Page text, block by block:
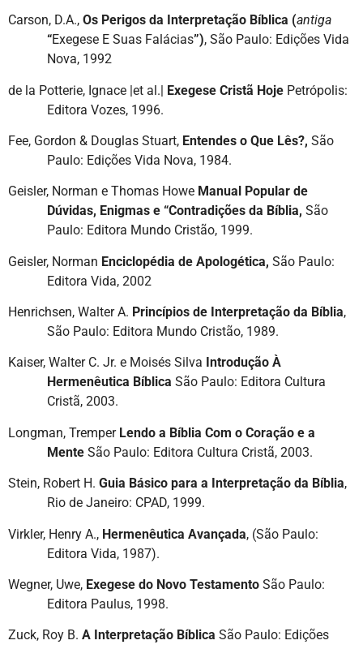
Carson, D.A., Os Perigos da Interpretação Bíblica (antiga
“Exegese E Suas Falácias”), São Paulo: Edições Vida
Nova, 1992
de la Potterie, Ignace |et al.| Exegese Cristã Hoje Petrópolis:
Editora Vozes, 1996.
Fee, Gordon & Douglas Stuart, Entendes o Que Lês?, São
Paulo: Edições Vida Nova, 1984.
Geisler, Norman e Thomas Howe Manual Popular de
Dúvidas, Enigmas e “Contradições da Bíblia, São
Paulo: Editora Mundo Cristão, 1999.
Geisler, Norman Enciclopédia de Apologética, São Paulo:
Editora Vida, 2002
Henrichsen, Walter A. Princípios de Interpretação da Bíblia,
São Paulo: Editora Mundo Cristão, 1989.
Kaiser, Walter C. Jr. e Moisés Silva Introdução À
Hermenêutica Bíblica São Paulo: Editora Cultura
Cristã, 2003.
Longman, Tremper Lendo a Bíblia Com o Coração e a
Mente São Paulo: Editora Cultura Cristã, 2003.
Stein, Robert H. Guia Básico para a Interpretação da Bíblia,
Rio de Janeiro: CPAD, 1999.
Virkler, Henry A., Hermenêutica Avançada, (São Paulo:
Editora Vida, 1987).
Wegner, Uwe, Exegese do Novo Testamento São Paulo:
Editora Paulus, 1998.
Zuck, Roy B. A Interpretação Bíblica São Paulo: Edições